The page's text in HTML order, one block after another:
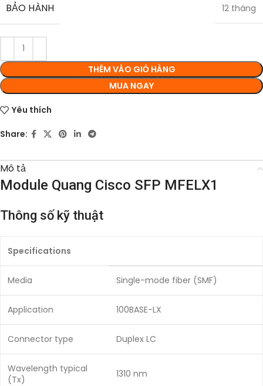
BẢO HÀNH 12 tháng
THÊM VÀO GIỎ HÀNG
MUA NGAY
Yêu thích
Share:
Mô tả
Module Quang Cisco SFP MFELX1
Thông số kỹ thuật
Specifications
Media Single-mode fiber (SMF)
Application 100BASE-LX
Connector type Duplex LC
Wavelength typical
(Tx)
1310 nm